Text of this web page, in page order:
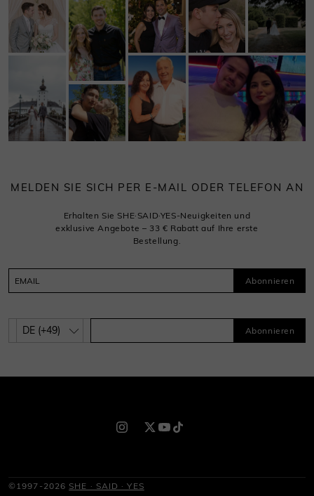
MELDEN SIE SICH PER E-MAIL ODER TELEFON AN
Erhalten Sie SHE·SAID·YES-Neuigkeiten und
exklusive Angebote – 33 € Rabatt auf Ihre erste
Bestellung.
Abonnieren
Abonnieren
©1997-2026 SHE · SAID · YES